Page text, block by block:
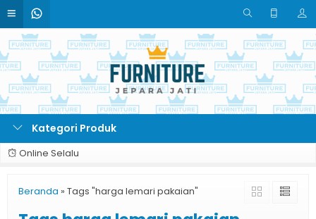
Kategori Produk
Online Selalu
Beranda » Tags "harga lemari pakaian"